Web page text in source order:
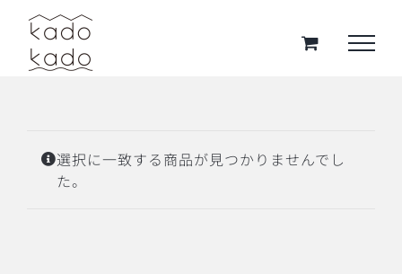
Skip
content
選択に一致する商品が見つかりませんでし
た。